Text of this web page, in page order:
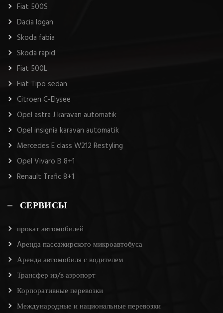
Fiat 500S
Dacia logan
Skoda fabia
Skoda rapid
Fiat 500L
Fiat Tipo sedan
Citroen C-Elysee
Opel astra J karavan automatik
Opel insignia karavan automatik
Mercedes E class W212 Restyling
Opel Vivaro B 8+1
Renault Trafic 8+1
СЕРВИСЫ
прокат автомобилей
Aренда пассажирского микроавтобуса
Аренда автомобиля с водителем
Трансфер из/в аэропорт
Корпоративные перевозки
Международные и национальные перевозки